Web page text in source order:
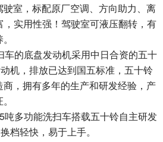
室，标配原厂空调、方向助力、离
实用性强！驾驶室可液压翻转，有
车的底盘发动机采用中日合资的五十
机，排放已达到国五标准，五十铃
，拥有多年的生产和研发经验，产
吨多功能洗扫车搭载五十铃自主研发
档轻快，易于上手。